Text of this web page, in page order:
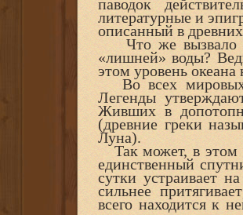
паводок
литературные и
описанный в
Что же вызвало
«лишней» воды?
этом уровень
Во всех мировых
Легенды
Живших в
(древние греки
Луна).
Так может, в этом
единственный
сутки устраивает
сильнее
всего находится к